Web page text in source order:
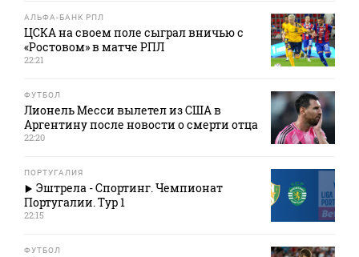
АЛЬФА-БАНК РПЛ
ЦСКА на своем поле сыграл вничью с
«Ростовом» в матче РПЛ
22:21
ФУТБОЛ
Лионель Месси вылетел из США в
Аргентину после новости о смерти отца
22:20
ПОРТУГАЛИЯ
Эштрела - Спортинг. Чемпионат
Португалии. Тур 1
22:15
ФУТБОЛ